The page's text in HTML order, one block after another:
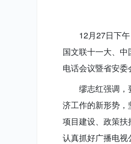
12月27日下
国文联十一大、
电话会议暨省安
缪志红强调，
济工作的新形势，
项目建设、政策扶
认真抓好广播电